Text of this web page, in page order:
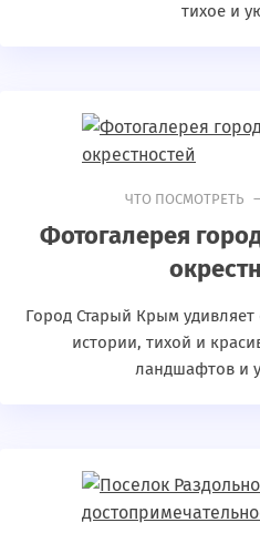
тихое и
ЧТО ПОСМОТРЕТЬ
Фотогалерея
Город Старый Крым
истории, тихой и
ландшафтов и